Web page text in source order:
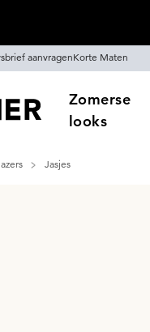
aanvragenKorte Maten
Zomerse
looks
Jasjes